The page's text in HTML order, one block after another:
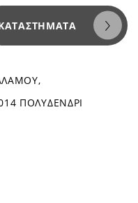
ΠΟΛΥΔΕΝΔΡΙ